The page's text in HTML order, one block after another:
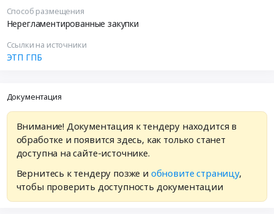
Способ размещения
Нерегламентированные закупки
Ссылки на источники
ЭТП ГПБ
Документация
Внимание! Документация к тендеру находится в
обработке и появится здесь, как только станет
доступна на сайте-источнике.
Вернитесь к тендеру позже и обновите страницу,
чтобы проверить доступность документации